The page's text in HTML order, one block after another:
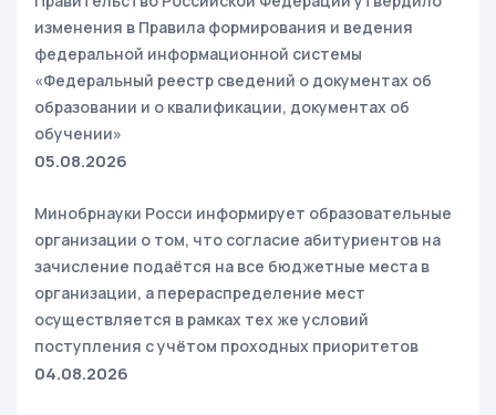
изменения в Правила формирования и ведения
федеральной информационной системы
«Федеральный реестр сведений о документах об
образовании и о квалификации, документах об
обучении»
05.08.2026
Минобрнауки Росси информирует образовательные
организации о том, что согласие абитуриентов на
зачисление подаётся на все бюджетные места в
организации, а перераспределение мест
осуществляется в рамках тех же условий
поступления с учётом проходных приоритетов
04.08.2026